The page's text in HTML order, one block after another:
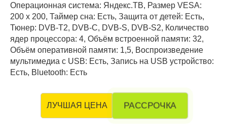
Операционная система: Яндекс.ТВ, Размер VESA:
200 х 200, Таймер сна: Есть, Защита от детей: Есть,
Тюнер: DVB-T2, DVB-C, DVB-S, DVB-S2, Количество
ядер процессора: 4, Объём встроенной памяти: 32,
Объём оперативной памяти: 1,5, Воспроизведение
мультимедиа с USB: Есть, Запись на USB устройство:
Есть, Bluetooth: Есть
ЛУЧШАЯ ЦЕНА РАССРОЧКА